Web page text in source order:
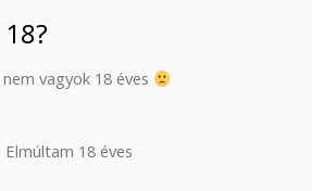
vagyok 18 éves
Elmúltam 18 éves